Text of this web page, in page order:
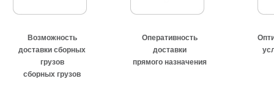
Возможность
доставки сборных
грузов
сборных грузов
Оперативность
доставки
прямого назначения